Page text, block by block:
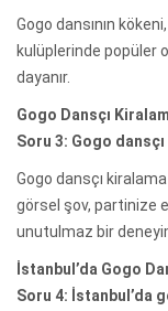
Gogo dansının
kulüplerinde popüler
dayanır.
Gogo Dansçı
Soru 3: Gogo
Gogo dansçı
görsel şov, partinize
unutulmaz bir
İstanbul’da Gogo
Soru 4: İstanbul’da